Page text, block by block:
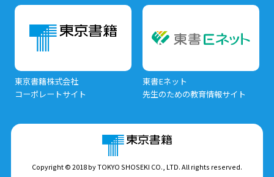
東京書籍株式会社
コーポレートサイト
東書Eネット
先生のための教育情報サイト
Copyright © 2018 by TOKYO SHOSEKI CO., LTD. All rights reserved.